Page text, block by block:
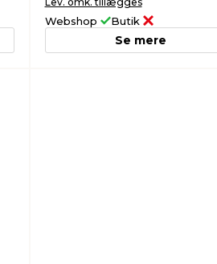
Webshop Butik
Se mere